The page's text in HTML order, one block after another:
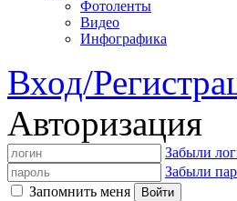
Фотоленты
Видео
Инфографика
Вход/
Авторизация
Забыли
Забыли
Запомнить меня